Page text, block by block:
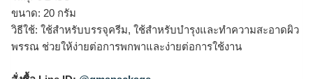
ขนาด: 20 กรัม
วิธีใช้: ใช้สำหรับบรรจุครีม, ใช้สำหรับบำรุงและทำความสะอาดผิว
พรรณ ช่วยให้ง่ายต่อการพกพาและง่ายต่อการใช้งาน